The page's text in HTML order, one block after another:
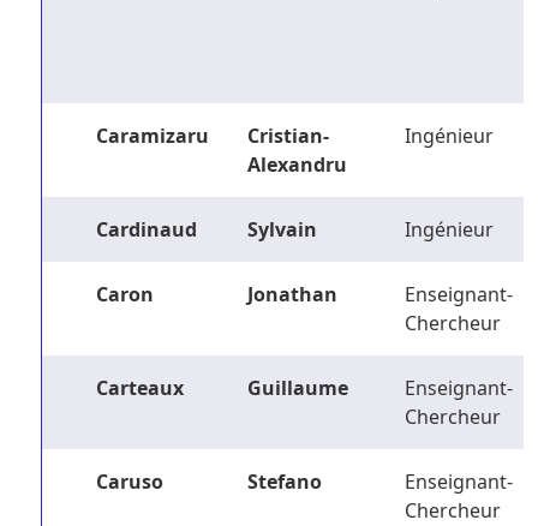
Caramizaru
Cristian-
Alexandru
Ingénieur
Cardinaud Sylvain Ingénieur
Caron Jonathan
Enseignant-
Chercheur
Carteaux Guillaume
Enseignant-
Chercheur
Caruso Stefano
Enseignant-
Chercheur